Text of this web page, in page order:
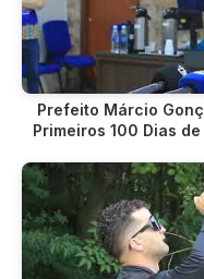
Prefeito Márcio
Primeiros 100 Dias